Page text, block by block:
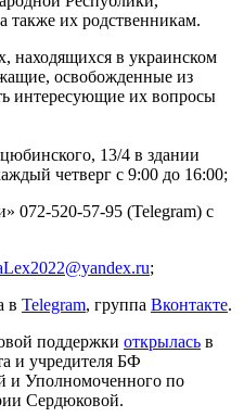
также их родственникам.
находящихся в украинском
освобожденные из
интересующие их вопросы
13/4 в здании
четверг с 9:00 до 16:00;
072-520-57-95 (Telegram) с
;
в Telegram, группа Вконтакте.
поддержки открылась в
и учредителя БФ
и Уполномоченного по
Сердюковой.